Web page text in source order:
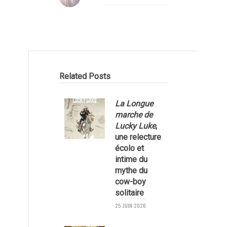
Related Posts
La Longue
marche de
Lucky Luke,
une relecture
écolo et
intime du
mythe du
cow-boy
solitaire
25 JUIN 2026